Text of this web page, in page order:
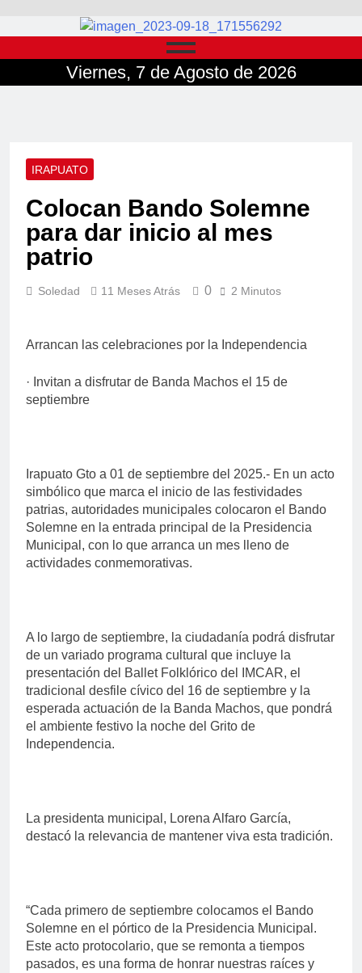
Viernes, 7 de Agosto de 2026
IRAPUATO
Colocan Bando Solemne
para dar inicio al mes
patrio
Soledad 11 Meses Atrás 0 2 Minutos
Arrancan las celebraciones por la Independencia
· Invitan a disfrutar de Banda Machos el 15 de
septiembre
Irapuato Gto a 01 de septiembre del 2025.- En un acto
simbólico que marca el inicio de las festividades
patrias, autoridades municipales colocaron el Bando
Solemne en la entrada principal de la Presidencia
Municipal, con lo que arranca un mes lleno de
actividades conmemorativas.
A lo largo de septiembre, la ciudadanía podrá disfrutar
de un variado programa cultural que incluye la
presentación del Ballet Folklórico del IMCAR, el
tradicional desfile cívico del 16 de septiembre y la
esperada actuación de la Banda Machos, que pondrá
el ambiente festivo la noche del Grito de
Independencia.
La presidenta municipal, Lorena Alfaro García,
destacó la relevancia de mantener viva esta tradición.
“Cada primero de septiembre colocamos el Bando
Solemne en el pórtico de la Presidencia Municipal.
Este acto protocolario, que se remonta a tiempos
pasados, es una forma de honrar nuestras raíces y